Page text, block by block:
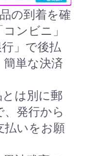
の到着を確
ンビニ」
行」で後払
単な決済
は別に郵
発行から
払いをお願